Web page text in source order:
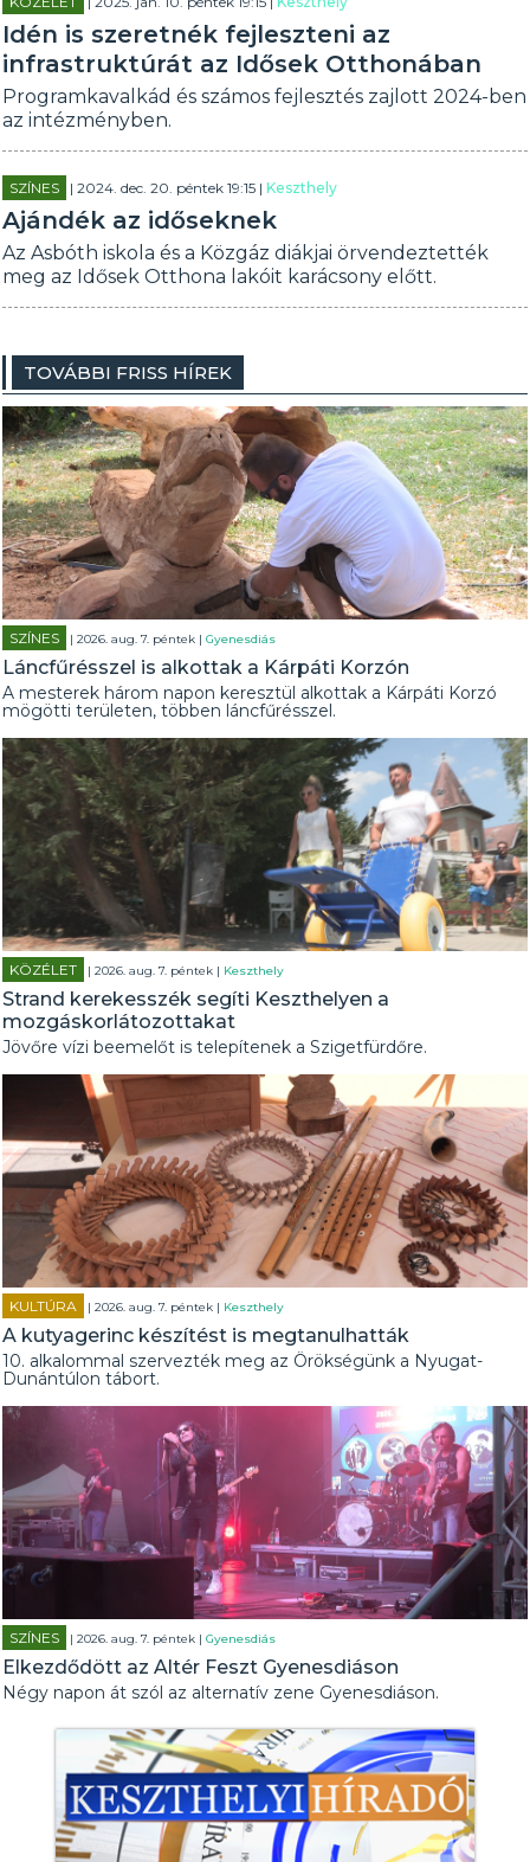
Idén is szeretnék fejleszteni az
infrastruktúrát az Idősek Otthonában
Programkavalkád és számos fejlesztés zajlott 2024-ben
az intézményben.
SZÍNES | 2024. dec. 20. péntek 19:15 |Keszthely
Ajándék az időseknek
Az Asbóth iskola és a Közgáz diákjai örvendeztették
meg az Idősek Otthona lakóit karácsony előtt.
TOVÁBBI FRISS HÍREK
SZÍNES | 2026. aug. 7. péntek |Gyenesdiás
Láncfűrésszel is alkottak a Kárpáti Korzón
A mesterek három napon keresztül alkottak a Kárpáti Korzó
mögötti területen, többen láncfűrésszel.
KÖZÉLET | 2026. aug. 7. péntek | Keszthely
Strand kerekesszék segíti Keszthelyen a
mozgáskorlátozottakat
Jövőre vízi beemelőt is telepítenek a Szigetfürdőre.
KULTÚRA | 2026. aug. 7. péntek | Keszthely
A kutyagerinc készítést is megtanulhatták
10. alkalommal szervezték meg az Örökségünk a Nyugat-
Dunántúlon tábort.
SZÍNES | 2026. aug. 7. péntek |Gyenesdiás
Elkezdődött az Altér Feszt Gyenesdiáson
Négy napon át szól az alternatív zene Gyenesdiáson.